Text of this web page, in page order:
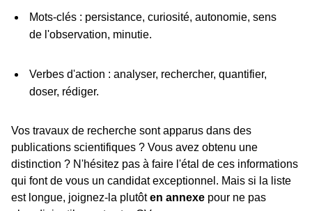
Mots-clés : persistance, curiosité, autonomie, sens
de l'observation, minutie.
Verbes d'action : analyser, rechercher, quantifier,
doser, rédiger.
Vos travaux de recherche sont apparus dans des
publications scientifiques ? Vous avez obtenu une
distinction ? N'hésitez pas à faire l'étal de ces informations
qui font de vous un candidat exceptionnel. Mais si la liste
est longue, joignez-la plutôten annexe pour ne pas